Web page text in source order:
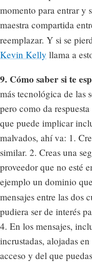
momento para entrar y
maestra compartida
reemplazar. Y si se
Kevin Kelly llama a
9. Cómo saber si te
más tecnológica de las
pero como da
que puede implicar
malvados, ahí va: 1.
similar. 2. Creas una
proveedor que no esté
ejemplo un dominio
mensajes entre las dos
pudiera ser de interés
4. En los mensajes,
incrustadas, alojadas
acceso y del que